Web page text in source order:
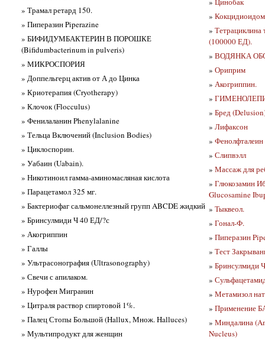
» Трамал ретард 150.
» Пиперазин Piperazine
» БИФИДУМБАКТЕРИН В ПОРОШКЕ
(Bifidumbacterinum in pulveris)
» МИКРОСПОРИЯ
» Доппельгерц актив от А до Цинка
» Криотерапия (Cryotherapy)
» Клочок (Flocculus)
» Фенилаланин Phenylalanine
» Тельца Включений (Inclusion Bodies)
» Циклоспорин.
» Уабаин (Uabain).
» Никотиноил гамма-аминомасляная кислота
» Парацетамол 325 мг.
» Бактериофаг сальмонеллезный групп ABCDE жидкий
» Бринсулмиди Ч 40 ЕД/?с
» Акогриппин
» Галлы
» Ультрасонография (Ultrasonography)
» Свечи с апилаком.
» Нурофен Мигранин
» Цитраля раствор спиртовой 1%.
» Палец Стопы Большой (Hallux, Множ. Halluces)
» Мультипродукт для женщин
»
» Тетрациклина
(100000 ЕД).
» ВОДЯНКА
» Ориприм
» Акогриппин.
»
» Бред
» Лифаксон
»
» Слипвэлл
» Массаж для
» Глюкозамин
Glucosamine
» Тыквеол.
» Гонал-Ф.
» Пиперазин
» Тест
» Бринсулмиди
»
» Метамизол
» Применение
» Миндалина
Nucleus)